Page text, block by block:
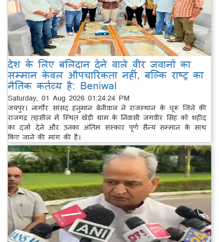
देश के लिए बलिदान देने वाले वीर जवानों का
सम्मान केवल औपचारिकता नहीं, बल्कि राष्ट्र का
नैतिक कर्तव्य है: Beniwal
Saturday, 01 Aug 2026 01:24:24 PM
जयपुर। नागौर सांसद हनुमान बेनीवाल ने राजस्थान के चूरू जिले की
राजगढ़ तहसील में स्थित खेड़ी ग्राम के निवासी जगवीर सिंह को शहीद
का दर्जा देने और उनका अंतिम संस्कार पूर्ण सैन्य सम्मान के साथ
किए जाने की मांग की है।